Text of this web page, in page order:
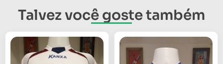
Talvez você goste também